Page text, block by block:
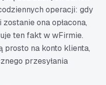
operacji: gdy
ona opłacona,
ten fakt w wFirmie.
prosto na konto klienta,
przesyłania